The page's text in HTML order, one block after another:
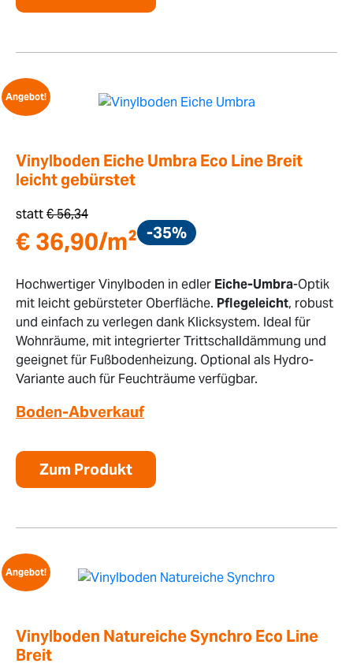
Angebot!
Vinylboden Eiche Umbra Eco Line Breit
leicht gebürstet
statt€56,34
€ 36,90/m² -35%
Hochwertiger Vinylboden in edler Eiche-Umbra-Optik
mit leicht gebürsteter Oberfläche. Pflegeleicht, robust
und einfach zu verlegen dank Klicksystem. Ideal für
Wohnräume, mit integrierter Trittschalldämmung und
geeignet für Fußbodenheizung. Optional als Hydro-
Variante auch für Feuchträume verfügbar.
Boden-Abverkauf
Zum Produkt
Angebot!
Vinylboden Natureiche Synchro Eco Line
Breit